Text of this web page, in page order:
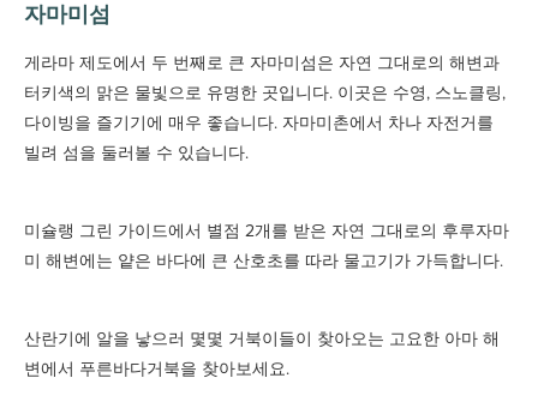
자마미섬
게라마 제도에서 두 번째로 큰 자마미섬은 자연 그대로의 해변과
터키색의 맑은 물빛으로 유명한 곳입니다. 이곳은 수영, 스노클링,
다이빙을 즐기기에 매우 좋습니다. 자마미촌에서 차나 자전거를
빌려 섬을 둘러볼 수 있습니다.
미슐랭 그린 가이드에서 별점 2개를 받은 자연 그대로의 후루자마
미 해변에는 얕은 바다에 큰 산호초를 따라 물고기가 가득합니다.
산란기에 알을 낳으러 몇몇 거북이들이 찾아오는 고요한 아마 해
변에서 푸른바다거북을 찾아보세요.